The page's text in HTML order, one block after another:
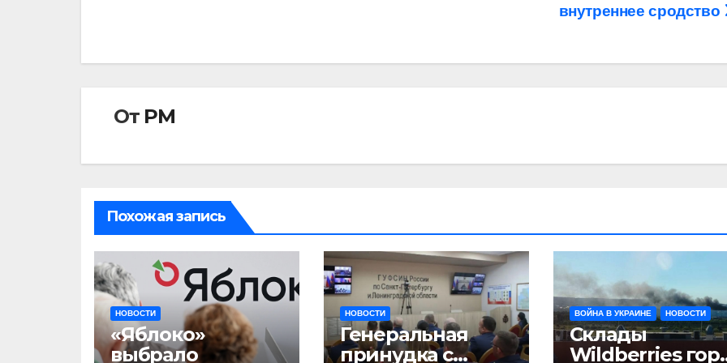
внутреннее сродство
От РМ
Похожая запись
НОВОСТИ
«Яблоко»
выбрало
НОВОСТИ
Генеральная
принудка с
ВОЙНА В УКРАИНЕ НОВОСТИ
Склады
Wildberries